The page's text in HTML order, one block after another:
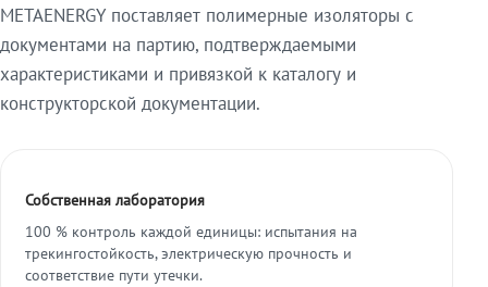
METAENERGY поставляет полимерные изоляторы с
документами на партию, подтверждаемыми
характеристиками и привязкой к каталогу и
конструкторской документации.
Собственная лаборатория
100 % контроль каждой единицы: испытания на
трекингостойкость, электрическую прочность и
соответствие пути утечки.